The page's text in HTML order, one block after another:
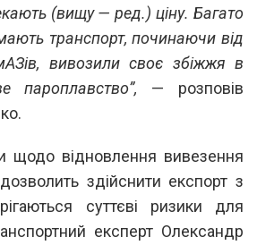
(вищу — ред.) ціну. Багато
транспорт, починаючи від
вивозили своє збіжжя в
пароплавство”, — розповів
щодо відновлення вивезення
здійснити експорт з
суттєві ризики для
експерт Олександр